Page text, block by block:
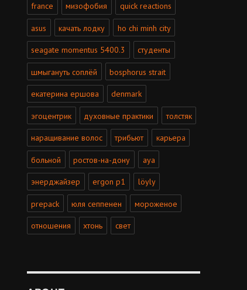
france мизофобия quick reactions
asus качать лодку ho chi minh city
seagate momentus 5400.3 студенты
шмыгануть соплёй bosphorus strait
екатерина ершова denmark
эгоцентрик духовные практики толстяк
наращивание волос трибьют карьера
больной ростов-на-дону aya
энерджайзер ergon p1 löyly
prepack юля сеппенен мороженое
отношения хтонь свет